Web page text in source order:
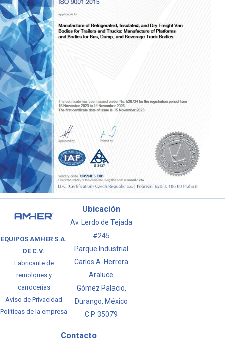
EQUIPOS AMHER S.A.
DE C.V.
Fabricante de
remolques y
carrocerías
Aviso de Privacidad
Políticas de la empresa
Ubicación
Av. Lerdo de Tejada
#245
Parque Industrial
Carlos A. Herrera
Araluce
Gómez Palacio,
Durango, México
C.P. 35079
Contacto